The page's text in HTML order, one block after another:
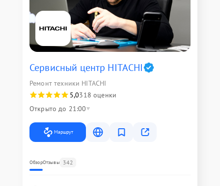
Сервисный центр HITACHI
Ремонт техники HITACHI
5,0318 оценки
Открыто до 21:00
Маршрут
ОбзорОтзывы 342